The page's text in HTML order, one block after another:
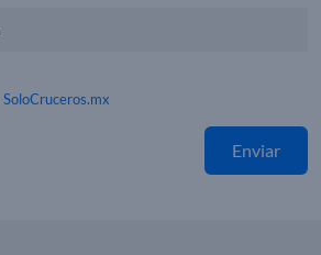
SoloCruceros.mx
Enviar